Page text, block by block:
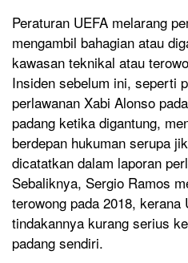
Peraturan UEFA melarang
mengambil bahagian atau
kawasan teknikal atau
Insiden sebelum ini, seperti
perlawanan Xabi Alonso
padang ketika digantung,
berdepan hukuman serupa
dicatatkan dalam laporan
Sebaliknya, Sergio Ramos
terowong pada 2018, kerana
tindakannya kurang serius
padang sendiri.